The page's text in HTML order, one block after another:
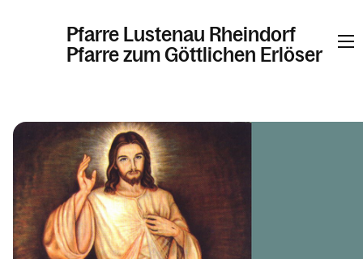
Pfarre Lustenau Rheindorf
Pfarre zum Göttlichen Erlöser
Kalender
Personen